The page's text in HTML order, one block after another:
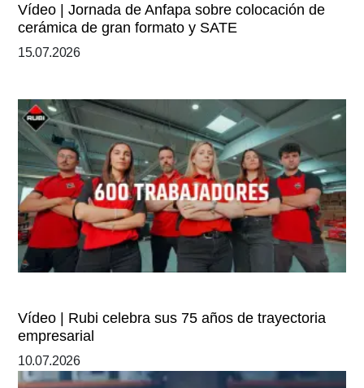
Vídeo | Jornada de Anfapa sobre colocación de
cerámica de gran formato y SATE
15.07.2026
Vídeo | Rubi celebra sus 75 años de trayectoria
empresarial
10.07.2026